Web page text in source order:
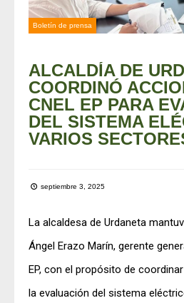
Boletín de prensa
ALCALDÍA DE
COORDINÓ
CNEL EP PARA
DEL SISTEMA
VARIOS
septiembre 3, 2025
La alcaldesa de Urdaneta
Ángel Erazo Marín, gerente
EP, con el propósito de
la evaluación del sistema